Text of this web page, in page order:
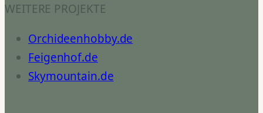
WEITERE PROJEKTE
Orchideenhobby.de
Feigenhof.de
Skymountain.de